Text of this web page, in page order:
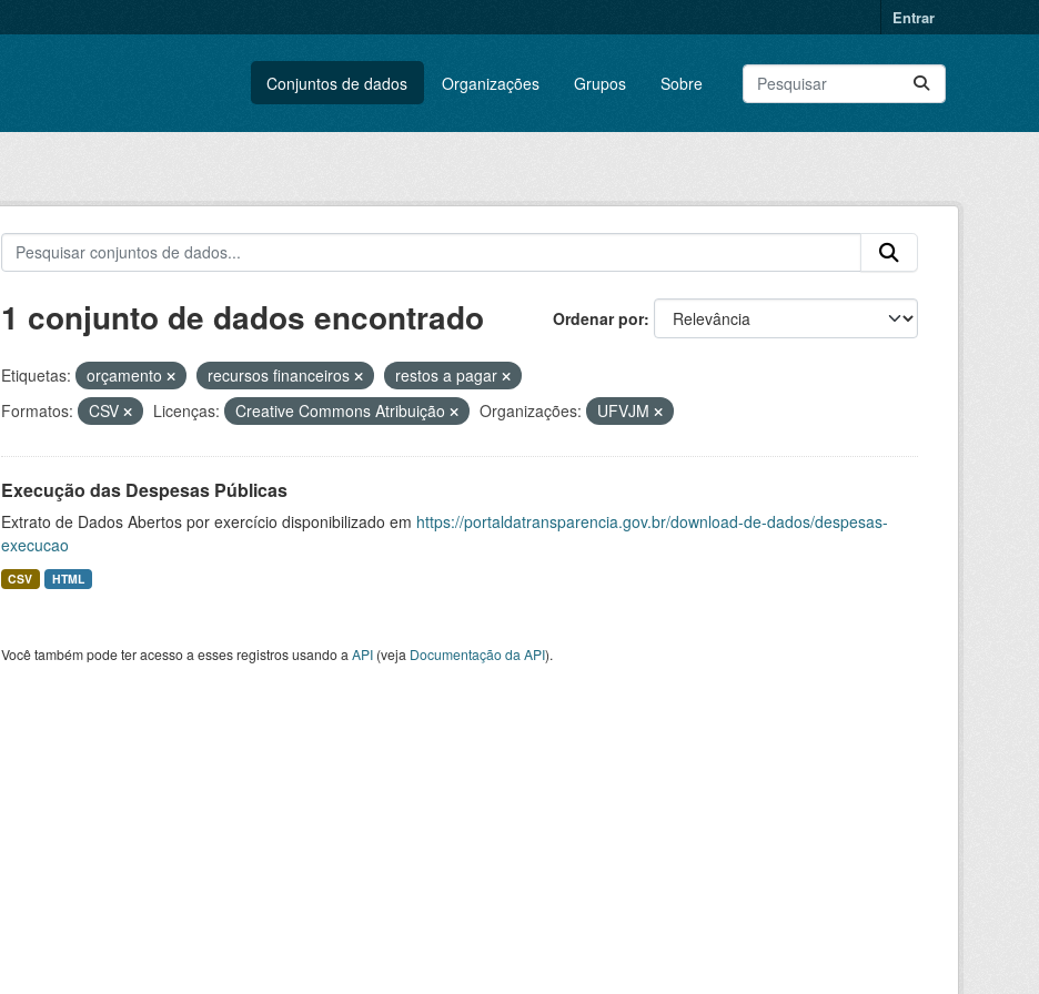
Entrar
Conjuntos de dados Organizações Grupos Sobre
Ordenar por
1 conjunto de dados encontrado
Etiquetas: orçamento recursos financeiros
restos a pagar
Formatos:
CSV Licenças: Creative Commons Atribuição Organizações: UFVJM
Execução das Despesas Públicas
Extrato de Dados Abertos por exercício disponibilizado em https://portaldatransparencia.gov.br/download-de-dados/despesas-
execucao
CSV HTML
Você também pode ter acesso a esses registros usando a API(veja Documentação da API).